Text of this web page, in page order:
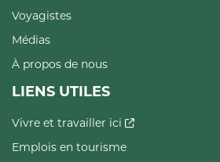
Voyagistes
Médias
À propos de nous
LIENS UTILES
Vivre et travailler ici
Emplois en tourisme